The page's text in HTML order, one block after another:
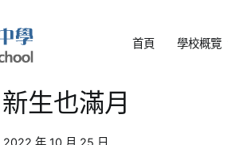
中華基督教會扶輪中學
CCC Rotary Secondary School
首頁 學校概覽
生也滿月
2022 年 10 月 25 日